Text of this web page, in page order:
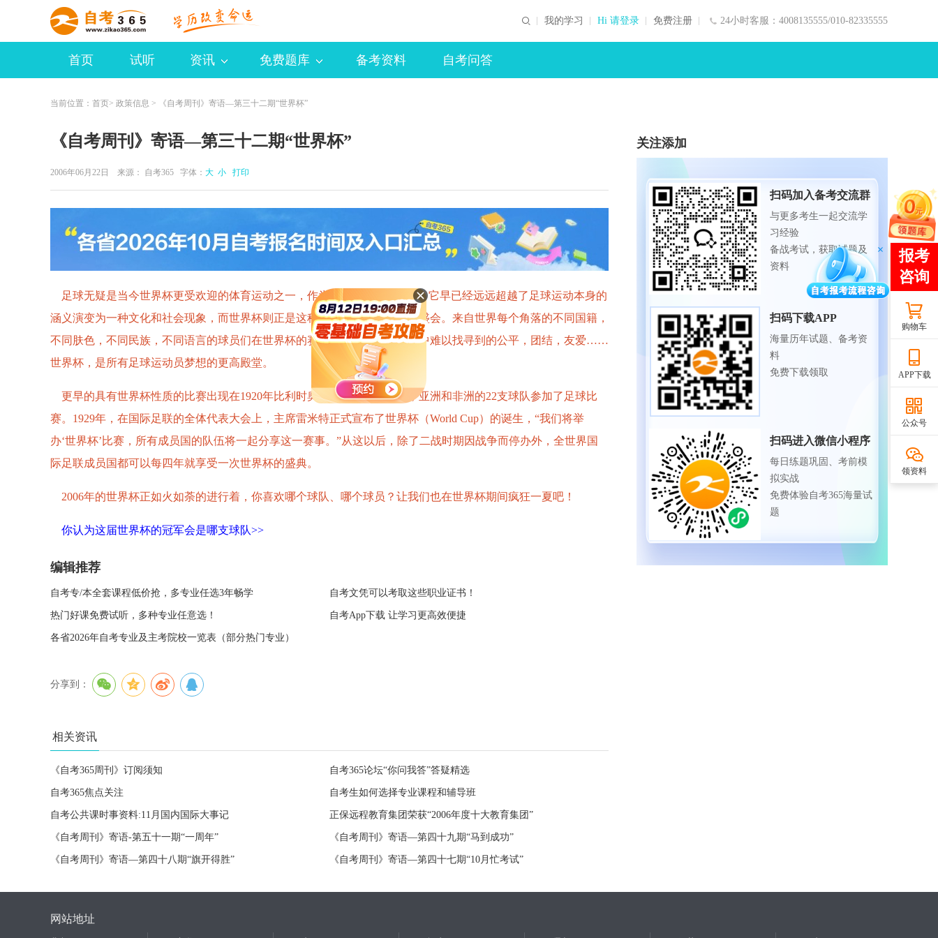
24小时客服：4008135555/010-82335555
我的学习 Hi 请登录 免费注册
首页 试听 资讯 免费题库 备考资料 自考问答
当前位置： 首页> 政策信息 > 《自考周刊》寄语—第三十二期“世界杯”
《自考周刊》寄语—第三十二期“世界杯”
2006年06月22日 来源： 自考365 字体： 大 小 打印
足球无疑是当今世界杯更受欢迎的体育运动之一，作为“和平时期的战争”，它早已经远远超越了足球运动本身的
涵义演变为一种文化和社会现象，而世界杯则正是这种文化的一个世界性的盛会。来自世界每个角落的不同国籍，
不同肤色，不同民族，不同语言的球员们在世界杯的赛场上享受着现实世界中难以找寻到的公平，团结，友爱……
世界杯，是所有足球运动员梦想的更高殿堂。
更早的具有世界杯性质的比赛出现在1920年比利时奥运会上，来自南美，亚洲和非洲的22支球队参加了足球比
赛。1929年，在国际足联的全体代表大会上，主席雷米特正式宣布了世界杯（World Cup）的诞生，“我们将举
办‘世界杯’比赛，所有成员国的队伍将一起分享这一赛事。”从这以后，除了二战时期因战争而停办外，全世界国
际足联成员国都可以每四年就享受一次世界杯的盛典。
2006年的世界杯正如火如荼的进行着，你喜欢哪个球队、哪个球员？让我们也在世界杯期间疯狂一夏吧！
你认为这届世界杯的冠军会是哪支球队>>
编辑推荐
自考专/本全套课程低价抢，多专业任选3年畅学 自考文凭可以考取这些职业证书！
热门好课免费试听，多种专业任意选！ 自考App下载 让学习更高效便捷
各省2026年自考专业及主考院校一览表（部分热门专业）
分享到：
相关资讯
《自考365周刊》订阅须知 自考365论坛“你问我答”答疑精选
自考365焦点关注 自考生如何选择专业课程和辅导班
自考公共课时事资料:11月国内国际大事记 正保远程教育集团荣获“2006年度十大教育集团”
《自考周刊》寄语-第五十一期“一周年” 《自考周刊》寄语—第四十九期“马到成功”
《自考周刊》寄语—第四十八期“旗开得胜” 《自考周刊》寄语—第四十七期“10月忙考试”
关注添加
扫码加入备考交流群
与更多考生一起交流学
习经验
备战考试，获取试题及
资料
扫码下载APP
海量历年试题、备考资
料
免费下载领取
扫码进入微信小程序
每日练题巩固、考前模
拟实战
免费体验自考365海量试
题
购物车
APP下载
公众号
领资料
网站地址